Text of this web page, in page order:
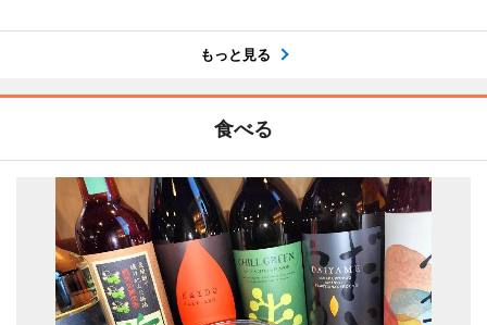
もっと見る
食べる